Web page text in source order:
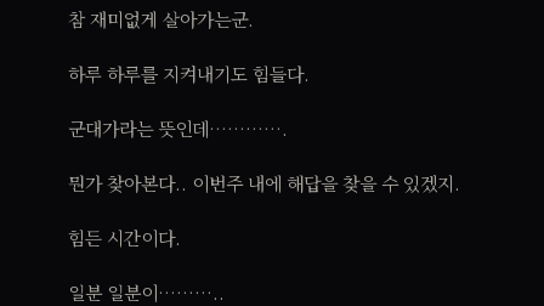
참 재미없게 살아가는군.
하루 하루를 지켜내기도 힘들다.
군대가라는 뜻인데………….
뭔가 찾아본다.. 이번주 내에 해답을 찾을 수 있겠지.
힘든 시간이다.
일분 일분이………..